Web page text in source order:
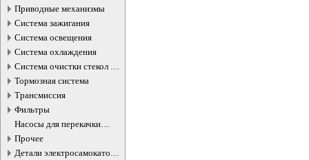
Приводные механизмы
Система зажигания
Система освещения
Система охлаждения
Система очистки стекол и
фар
Тормозная система
Трансмиссия
Фильтры
Насосы для перекачки
жидкостей
Прочее
Детали электросамокатов и